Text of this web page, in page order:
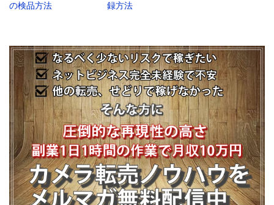
の検品方法
録方法